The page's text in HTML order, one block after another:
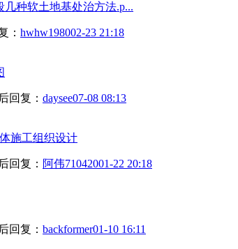
种软土地基处治方法.p...
： hwhw198002-23 21:18
回复： daysee07-08 08:13
施工组织设计
回复： 阿伟71042001-22 20:18
回复： backformer01-10 16:11